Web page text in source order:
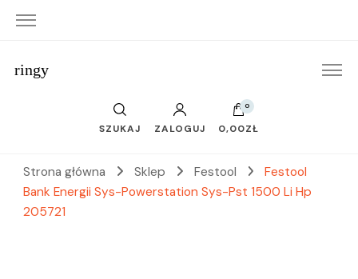
ringy
SZUKAJ ZALOGUJ
0
0,00ZŁ
Strona główna Sklep Festool
Festool
Bank Energii Sys-Powerstation Sys-Pst 1500 Li Hp
205721